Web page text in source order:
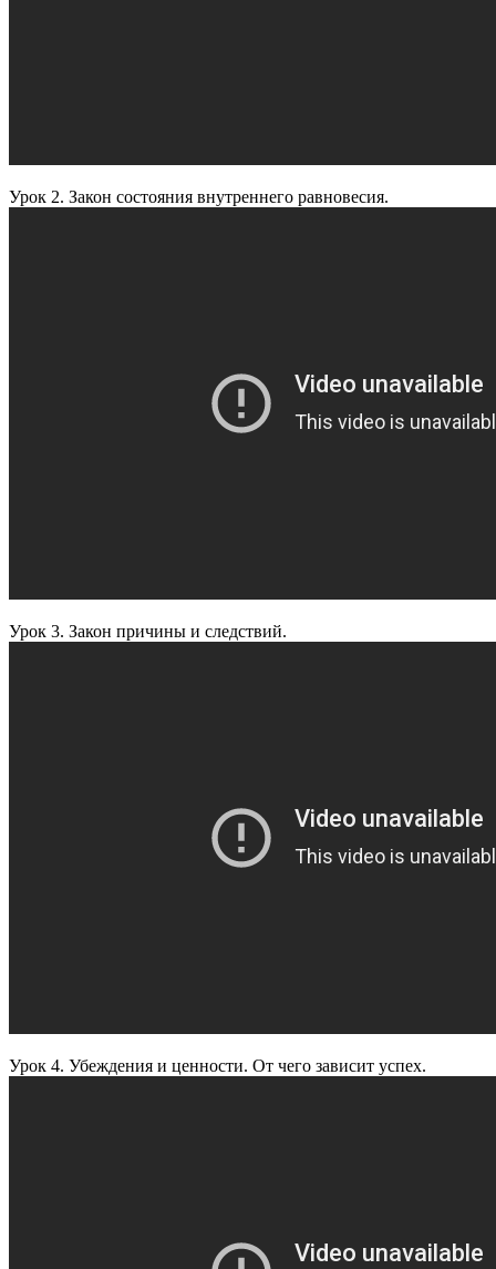
Урок 2. Закон состояния внутреннего равновесия.
Урок 3. Закон причины и следствий.
Урок 4. Убеждения и ценности. От чего зависит успех.